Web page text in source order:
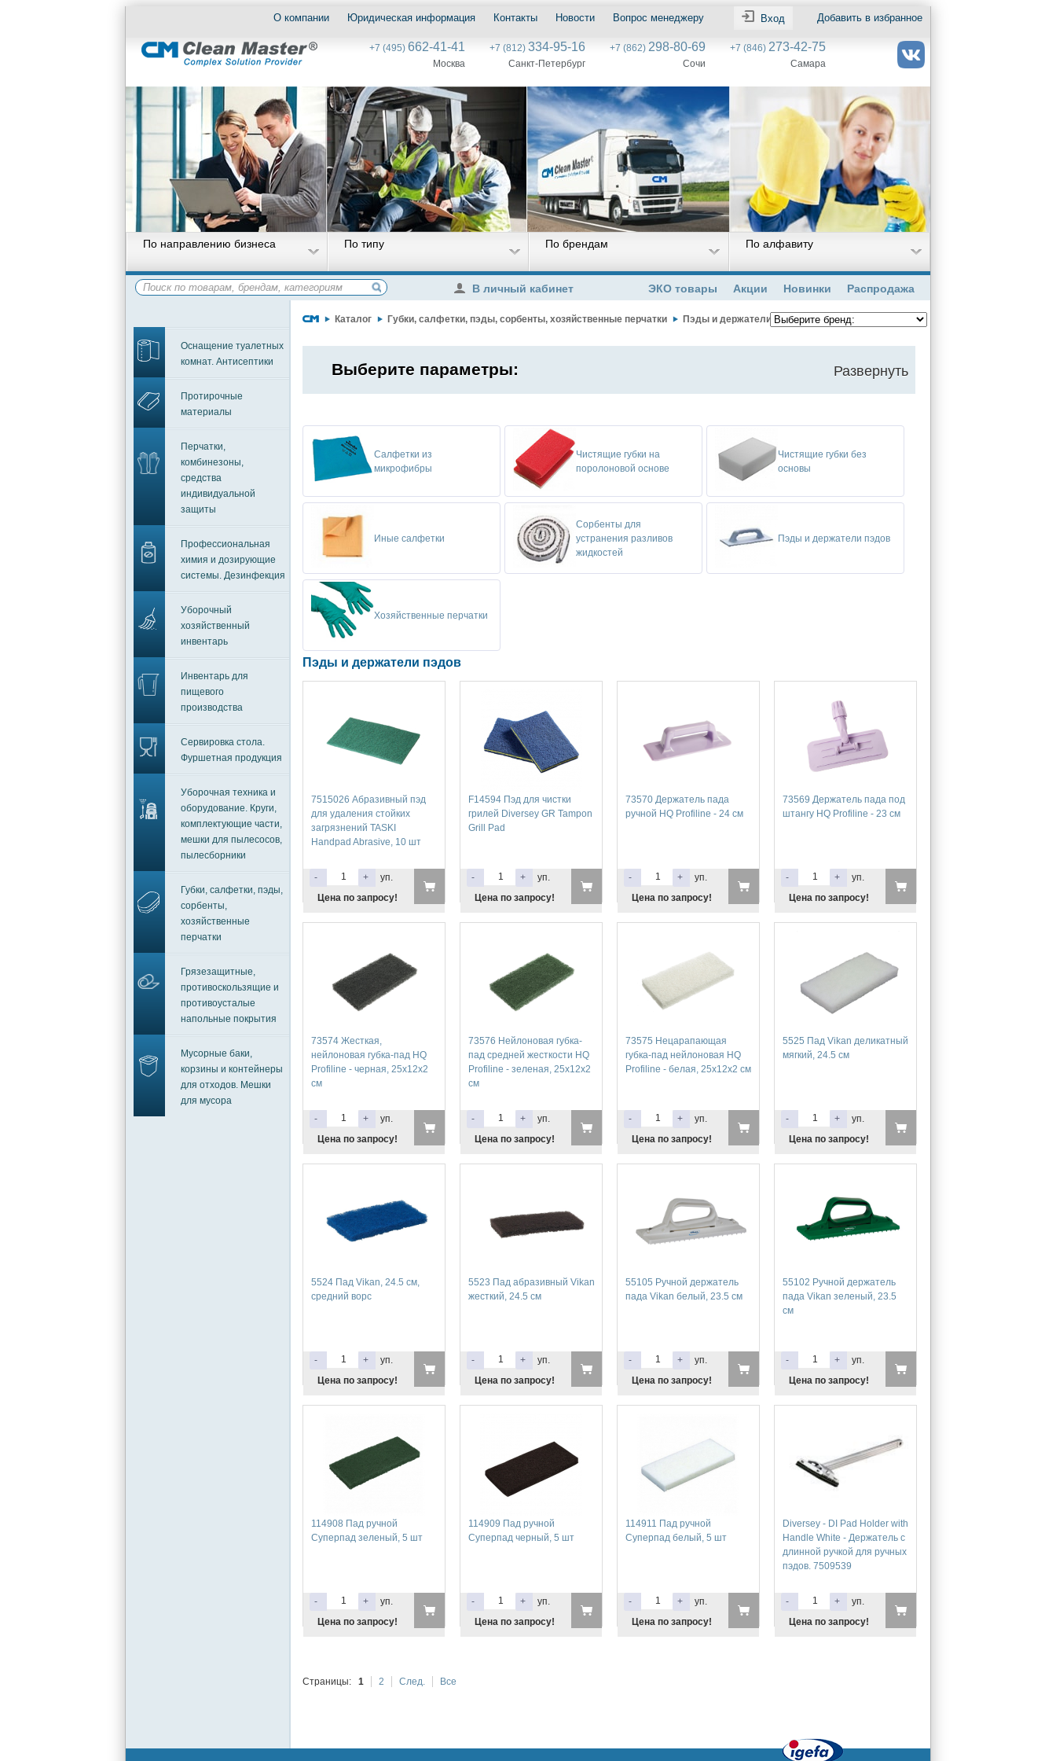
Вход Добавить в избранное
О компании Юридическая информация Контакты Новости Вопрос менеджеру
+7 (495) 662-41-41
Москва
+7 (812) 334-95-16
Санкт-Петербург
+7 (862) 298-80-69
Сочи
+7 (846) 273-42-75
Самара
По направлению бизнеса По типу По брендам По алфавиту
Распродажа
Новинки
Акции
ЭКО товары
В личный кабинет
Оснащение туалетных
комнат. Антисептики
Протирочные
материалы
Перчатки,
комбинезоны,
средства
индивидуальной
защиты
Профессиональная
химия и дозирующие
системы. Дезинфекция
Уборочный
хозяйственный
инвентарь
Инвентарь для
пищевого
производства
Сервировка стола.
Фуршетная продукция
Уборочная техника и
оборудование. Круги,
комплектующие части,
мешки для пылесосов,
пылесборники
Губки, салфетки, пэды,
сорбенты,
хозяйственные
перчатки
Грязезащитные,
противоскользящие и
противоусталые
напольные покрытия
Мусорные баки,
корзины и контейнеры
для отходов. Мешки
для мусора
Каталог Губки, салфетки, пэды, сорбенты, хозяйственные перчатки Пэды и держатели пэдов
Выберите параметры: Развернуть
Салфетки из
микрофибры
Чистящие губки на
поролоновой основе
Чистящие губки без
основы
Иные салфетки
Сорбенты для
устранения разливов
жидкостей
Пэды и держатели пэдов
Хозяйственные перчатки
Пэды и держатели пэдов
7515026 Абразивный пэд
для удаления стойких
загрязнений TASKI
Handpad Abrasive, 10 шт
- +
уп.
Цена по запросу!
F14594 Пэд для чистки
грилей Diversey GR Tampon
Grill Pad
- +
уп.
Цена по запросу!
73570 Держатель пада
ручной HQ Profiline - 24 см
- +
уп.
Цена по запросу!
73569 Держатель пада под
штангу HQ Profiline - 23 см
- +
уп.
Цена по запросу!
73574 Жесткая,
нейлоновая губка-пад HQ
Profiline - черная, 25x12x2
см
- +
уп.
Цена по запросу!
73576 Нейлоновая губка-
пад средней жесткости HQ
Profiline - зеленая, 25x12x2
см
- +
уп.
Цена по запросу!
73575 Нецарапающая
губка-пад нейлоновая HQ
Profiline - белая, 25x12x2 см
- +
уп.
Цена по запросу!
5525 Пад Vikan деликатный
мягкий, 24.5 см
- +
уп.
Цена по запросу!
5524 Пад Vikan, 24.5 см,
средний ворс
- +
уп.
Цена по запросу!
5523 Пад абразивный Vikan
жесткий, 24.5 см
- +
уп.
Цена по запросу!
55105 Ручной держатель
пада Vikan белый, 23.5 см
- +
уп.
Цена по запросу!
55102 Ручной держатель
пада Vikan зеленый, 23.5
см
- +
уп.
Цена по запросу!
114908 Пад ручной
Суперпад зеленый, 5 шт
- +
уп.
Цена по запросу!
114909 Пад ручной
Суперпад черный, 5 шт
- +
уп.
Цена по запросу!
114911 Пад ручной
Суперпад белый, 5 шт
- +
уп.
Цена по запросу!
Diversey - DI Pad Holder with
Handle White - Держатель с
длинной ручкой для ручных
пэдов. 7509539
- +
уп.
Цена по запросу!
Страницы: 1 2 След. Все